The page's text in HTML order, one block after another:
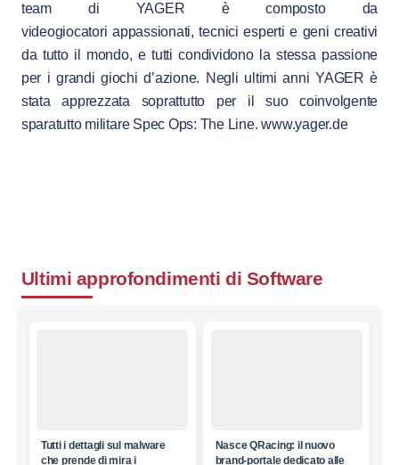
team di YAGER è composto da
videogiocatori appassionati, tecnici esperti e geni creativi
da tutto il mondo, e tutti condividono la stessa passione
per i grandi giochi d’azione. Negli ultimi anni YAGER è
stata apprezzata soprattutto per il suo coinvolgente
sparatutto militare Spec Ops: The Line. www.yager.de
Ultimi approfondimenti di Software
Tutti i dettagli sul malware
che prende di mira i
Nasce QRacing: il nuovo
brand-portale dedicato alle